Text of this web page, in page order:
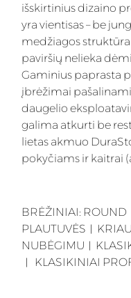
išskirtinius dizaino
yra vientisas – be
medžiagos
paviršių nelieka
Gaminius paprasta
įbrėžimai
daugelio
galima atkurti be
lietas akmuo
pokyčiams ir kaitrai
BRĖŽINIAI: ROUND
PLAUTUVĖS ︱
NUBĖGIMU ︱
︱
KLASIKINIAI